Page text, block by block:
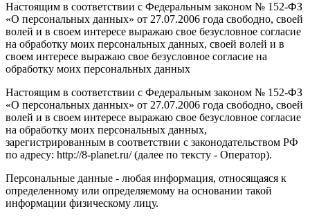
Настоящим в соответствии с Федеральным законом № 152-ФЗ
«О персональных данных» от 27.07.2006 года свободно, своей
волей и в своем интересе выражаю свое безусловное согласие
на обработку моих персональных данных, своей волей и в
своем интересе выражаю свое безусловное согласие на
обработку моих персональных данных
Настоящим в соответствии с Федеральным законом № 152-ФЗ
«О персональных данных» от 27.07.2006 года свободно, своей
волей и в своем интересе выражаю свое безусловное согласие
на обработку моих персональных данных,
зарегистрированным в соответствии с законодательством РФ
по адресу: http://8-planet.ru/ (далее по тексту - Оператор).
Персональные данные - любая информация, относящаяся к
определенному или определяемому на основании такой
информации физическому лицу.